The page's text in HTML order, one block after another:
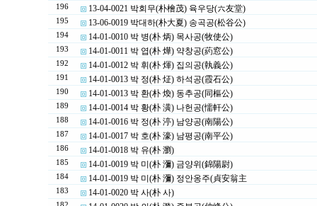
196 13-04-0021 박회무(朴檜茂) 육우당(六友堂)
195 13-06-0019 박대하(朴大夏) 송곡공(松谷公)
194 14-01-0010 박 병(朴 炳) 목사공(牧使公)
193 14-01-0011 박 엽(朴 燁) 약창공(葯窓公)
192 14-01-0012 박 휘(朴 煇) 집의공(執義公)
191 14-01-0013 박 정(朴 炡) 하석공(霞石公)
190 14-01-0013 박 환(朴 煥) 동추공(同樞公)
189 14-01-0014 박 황(朴 潢) 나헌공(懦軒公)
188 14-01-0016 박 정(朴 渟) 남양공(南陽公)
187 14-01-0017 박 호(朴 濠) 남평공(南平公)
186 14-01-0018 박 유(朴 瀏)
185 14-01-0019 박 미(朴 瀰) 금양위(錦陽尉)
184 14-01-0019 박 미(朴 瀰) 정안옹주(貞安翁主
183 14-01-0020 박 사(朴 사)